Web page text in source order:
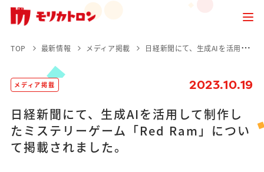
TOP 最新情報 メディア掲載 日経新聞にて、生成AIを活用して制作したミステリーゲーム「Red Ram」について掲載されました。
メディア掲載 2023.10.19
日経新聞にて、生成AIを活用して制作し
たミステリーゲーム「Red Ram」につい
て掲載されました。